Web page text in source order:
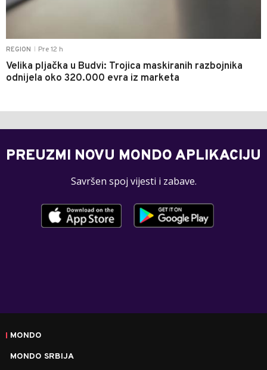
REGION Pre 12 h
Velika pljačka u Budvi: Trojica maskiranih razbojnika
odnijela oko 320.000 evra iz marketa
PREUZMI NOVU MONDO APLIKACIJU
Savršen spoj vijesti i zabave.
MONDO
MONDO SRBIJA